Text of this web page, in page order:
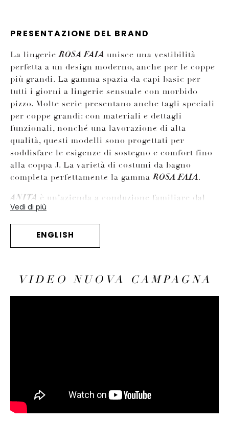
PRESENTAZIONE DEL BRAND
La lingerieROSA FAIA unisce una vestibilità
perfetta a un design moderno, anche per le coppe
più grandi. La gamma spazia da capi basic per
tutti i giorni a lingerie sensuale con morbido
pizzo. Molte serie presentano anche tagli speciali
per coppe grandi: con materiali e dettagli
funzionali, nonché una lavorazione di alta
qualità, questi modelli sono progettati per
soddisfare le esigenze di sostegno e comfort fino
alla coppa J. La varietà di costumi da bagno
completa perfettamente la gammaROSA FAIA.
ANITA è un’azienda a conduzione familiare dal
1886 e, oltre a
marchi di successo:Anita since 1886, Anita active,
Anita care e Anita maternity.
Vedi di più
ENGLISH
VIDEO NUOVA CAMPAGNA